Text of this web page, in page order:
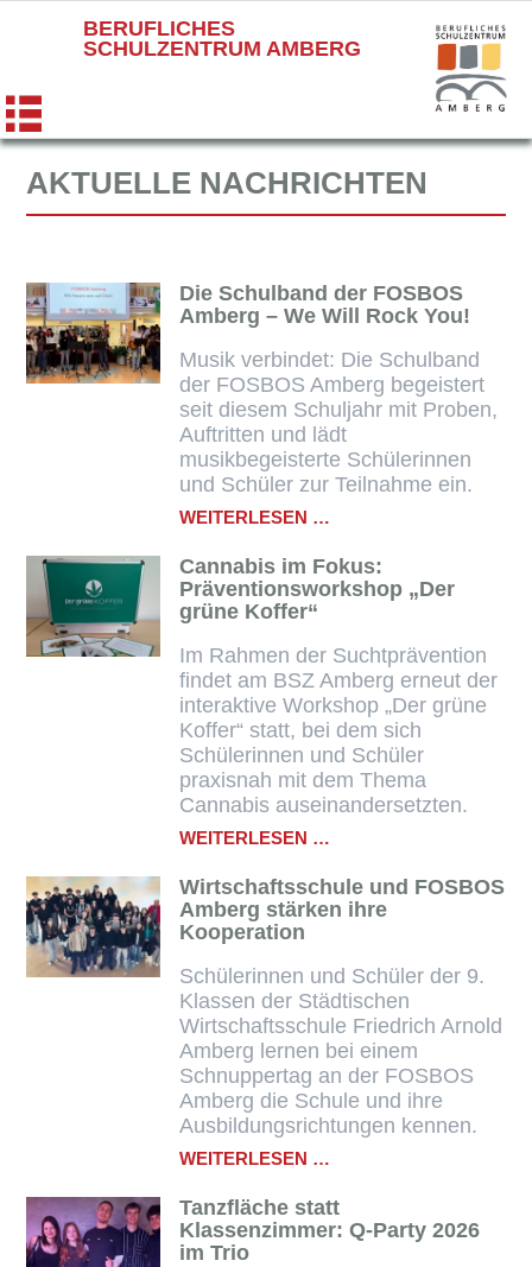
BERUFLICHES
SCHULZENTRUM AMBERG
AKTUELLE NACHRICHTEN
Die Schulband der FOSBOS
Amberg – We Will Rock You!
Musik verbindet: Die Schulband
der FOSBOS Amberg begeistert
seit diesem Schuljahr mit Proben,
Auftritten und lädt
musikbegeisterte Schülerinnen
und Schüler zur Teilnahme ein.
WEITERLESEN …
DER
FOSBOS
AMBERG
WE
WILL
ROCK
YOU!
Cannabis im Fokus:
Präventionsworkshop „Der
grüne Koffer“
Im Rahmen der Suchtprävention
findet am BSZ Amberg erneut der
interaktive Workshop „Der grüne
Koffer“ statt, bei dem sich
Schülerinnen und Schüler
praxisnah mit dem Thema
Cannabis auseinandersetzten.
WEITERLESEN …
FOKUS:
„DER
KOFFER“
Wirtschaftsschule und FOSBOS
Amberg stärken ihre
Kooperation
Schülerinnen und Schüler der 9.
Klassen der Städtischen
Wirtschaftsschule Friedrich Arnold
Amberg lernen bei einem
Schnuppertag an der FOSBOS
Amberg die Schule und ihre
Ausbildungsrichtungen kennen.
WEITERLESEN …
FOSBOS
AMBERG
STÄRKEN
Tanzfläche statt
Klassenzimmer: Q‑Party 2026
im Trio